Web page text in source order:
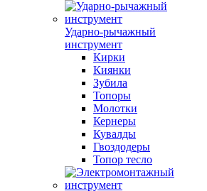
Ударно-рычажный
инструмент
Кирки
Киянки
Зубила
Топоры
Молотки
Кернеры
Кувалды
Гвоздодеры
Топор тесло